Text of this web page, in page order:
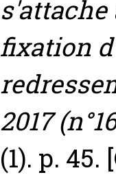
fixation
2017
(1). p. 45.